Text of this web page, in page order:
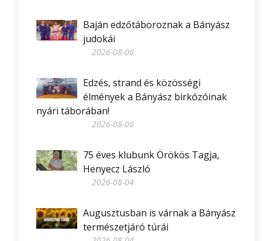
Baján edzőtáboroznak a Bányász
judokái
2026-08-06
Edzés, strand és közösségi
élmények a Bányász birkózóinak
nyári táborában!
2026-08-06
75 éves klubunk Örökös Tagja,
Henyecz László
2026-08-04
Augusztusban is várnak a Bányász
természetjáró túrái